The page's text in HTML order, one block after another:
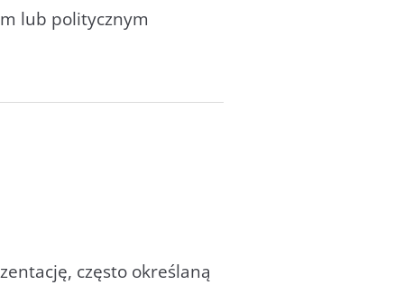
lub politycznym
często określaną